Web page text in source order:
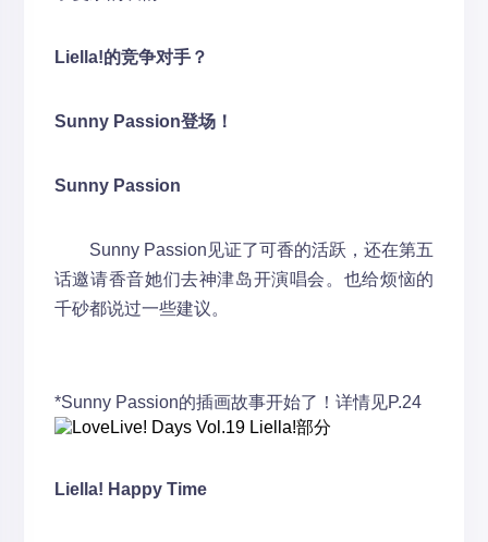
Liella!的竞争对手？
Sunny Passion登场！
Sunny Passion
Sunny Passion见证了可香的活跃，还在第五
话邀请香音她们去神津岛开演唱会。也给烦恼的
千砂都说过一些建议。
*Sunny Passion的插画故事开始了！详情见P.24
Liella! Happy Time